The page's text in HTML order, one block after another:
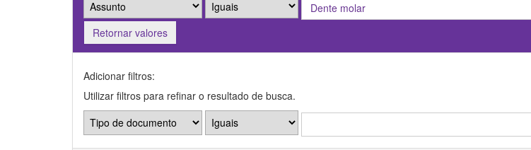
Retornar valores
Adicionar filtros:
Utilizar filtros para refinar o resultado de busca.